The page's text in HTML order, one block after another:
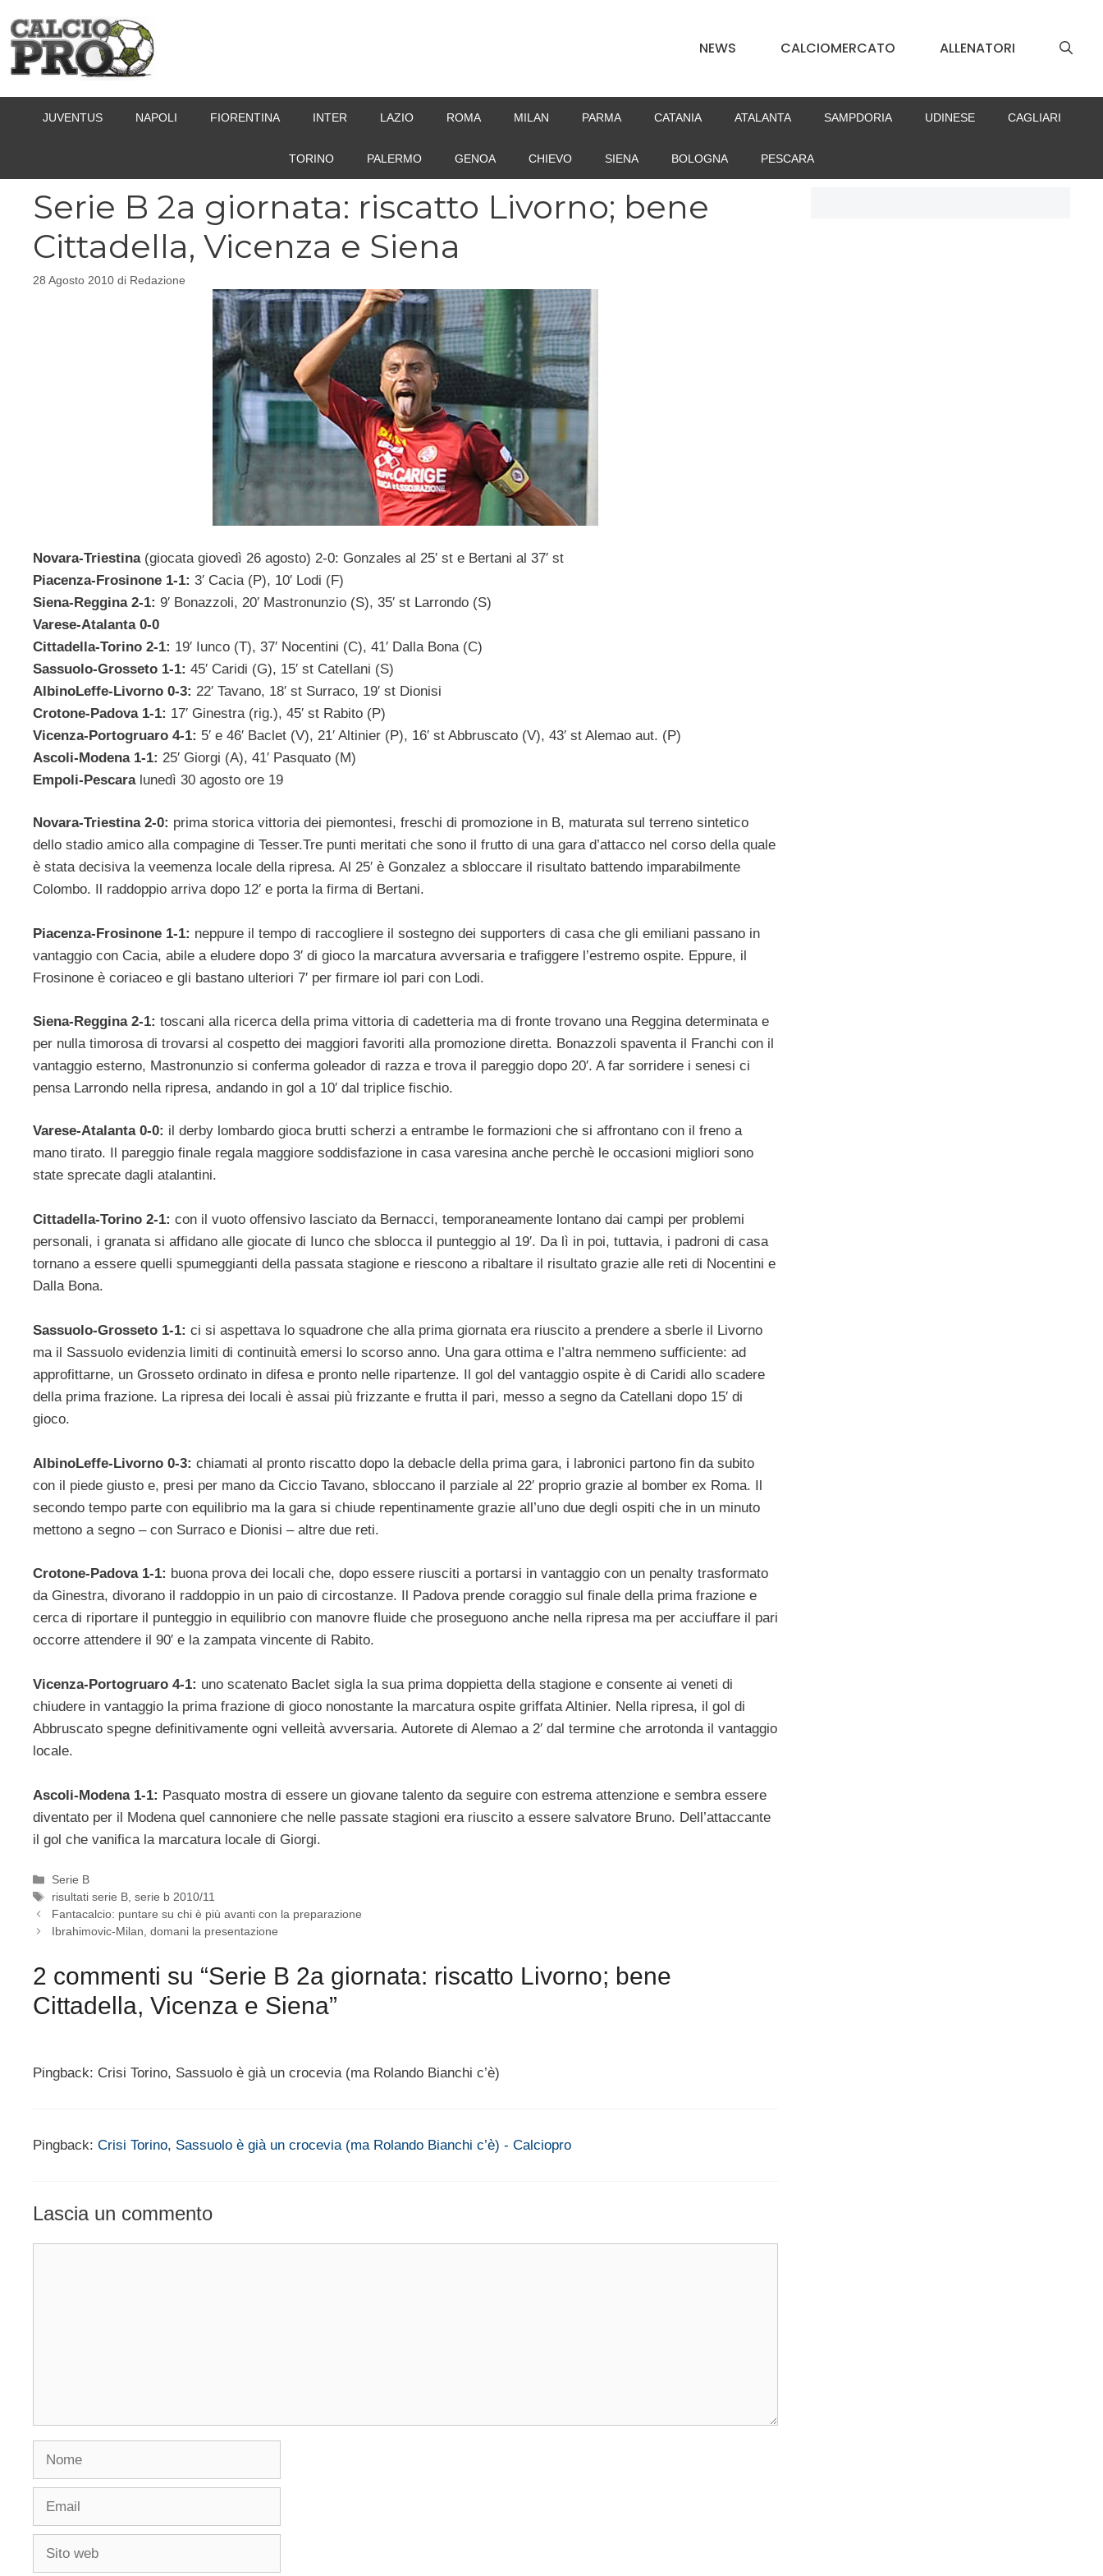
contenuto
NEWS CALCIOMERCATO ALLENATORI
JUVENTUS NAPOLI FIORENTINA INTER LAZIO ROMA MILAN PARMA CATANIA ATALANTA SAMPDORIA UDINESE CAGLIARI
TORINO PALERMO GENOA CHIEVO SIENA BOLOGNA PESCARA
Serie B 2a giornata: riscatto Livorno; bene
Cittadella, Vicenza e Siena
28 Agosto 2010 di Redazione
Novara-Triestina(giocata giovedì 26 agosto) 2-0: Gonzales al 25′ st e Bertani al 37′ st
Piacenza-Frosinone 1-1: 3′ Cacia (P), 10′ Lodi (F)
Siena-Reggina 2-1: 9′ Bonazzoli, 20′ Mastronunzio (S), 35′ st Larrondo (S)
Varese-Atalanta 0-0
Cittadella-Torino 2-1: 19′ Iunco (T), 37′ Nocentini (C), 41′ Dalla Bona (C)
Sassuolo-Grosseto 1-1: 45′ Caridi (G), 15′ st Catellani (S)
AlbinoLeffe-Livorno 0-3: 22′ Tavano, 18′ st Surraco, 19′ st Dionisi
Crotone-Padova 1-1: 17′ Ginestra (rig.), 45′ st Rabito (P)
Vicenza-Portogruaro 4-1: 5′ e 46′ Baclet (V), 21′ Altinier (P), 16′ st Abbruscato (V), 43′ st Alemao aut. (P)
Ascoli-Modena 1-1: 25′ Giorgi (A), 41′ Pasquato (M)
Empoli-Pescaralunedì 30 agosto ore 19
Novara-Triestina 2-0: prima storica vittoria dei piemontesi, freschi di promozione in B, maturata sul terreno sintetico
dello stadio amico alla compagine di Tesser.Tre punti meritati che sono il frutto di una gara d’attacco nel corso della quale
è stata decisiva la veemenza locale della ripresa. Al 25′ è Gonzalez a sbloccare il risultato battendo imparabilmente
Colombo. Il raddoppio arriva dopo 12′ e porta la firma di Bertani.
Piacenza-Frosinone 1-1: neppure il tempo di raccogliere il sostegno dei supporters di casa che gli emiliani passano in
vantaggio con Cacia, abile a eludere dopo 3′ di gioco la marcatura avversaria e trafiggere l’estremo ospite. Eppure, il
Frosinone è coriaceo e gli bastano ulteriori 7′ per firmare iol pari con Lodi.
Siena-Reggina 2-1: toscani alla ricerca della prima vittoria di cadetteria ma di fronte trovano una Reggina determinata e
per nulla timorosa di trovarsi al cospetto dei maggiori favoriti alla promozione diretta. Bonazzoli spaventa il Franchi con il
vantaggio esterno, Mastronunzio si conferma goleador di razza e trova il pareggio dopo 20′. A far sorridere i senesi ci
pensa Larrondo nella ripresa, andando in gol a 10′ dal triplice fischio.
Varese-Atalanta 0-0: il derby lombardo gioca brutti scherzi a entrambe le formazioni che si affrontano con il freno a
mano tirato. Il pareggio finale regala maggiore soddisfazione in casa varesina anche perchè le occasioni migliori sono
state sprecate dagli atalantini.
Cittadella-Torino 2-1: con il vuoto offensivo lasciato da Bernacci, temporaneamente lontano dai campi per problemi
personali, i granata si affidano alle giocate di Iunco che sblocca il punteggio al 19′. Da lì in poi, tuttavia, i padroni di casa
tornano a essere quelli spumeggianti della passata stagione e riescono a ribaltare il risultato grazie alle reti di Nocentini e
Dalla Bona.
Sassuolo-Grosseto 1-1: ci si aspettava lo squadrone che alla prima giornata era riuscito a prendere a sberle il Livorno
ma il Sassuolo evidenzia limiti di continuità emersi lo scorso anno. Una gara ottima e l’altra nemmeno sufficiente: ad
approfittarne, un Grosseto ordinato in difesa e pronto nelle ripartenze. Il gol del vantaggio ospite è di Caridi allo scadere
della prima frazione. La ripresa dei locali è assai più frizzante e frutta il pari, messo a segno da Catellani dopo 15′ di
gioco.
AlbinoLeffe-Livorno 0-3: chiamati al pronto riscatto dopo la debacle della prima gara, i labronici partono fin da subito
con il piede giusto e, presi per mano da Ciccio Tavano, sbloccano il parziale al 22′ proprio grazie al bomber ex Roma. Il
secondo tempo parte con equilibrio ma la gara si chiude repentinamente grazie all’uno due degli ospiti che in un minuto
mettono a segno – con Surraco e Dionisi – altre due reti.
Crotone-Padova 1-1: buona prova dei locali che, dopo essere riusciti a portarsi in vantaggio con un penalty trasformato
da Ginestra, divorano il raddoppio in un paio di circostanze. Il Padova prende coraggio sul finale della prima frazione e
cerca di riportare il punteggio in equilibrio con manovre fluide che proseguono anche nella ripresa ma per acciuffare il pari
occorre attendere il 90′ e la zampata vincente di Rabito.
Vicenza-Portogruaro 4-1: uno scatenato Baclet sigla la sua prima doppietta della stagione e consente ai veneti di
chiudere in vantaggio la prima frazione di gioco nonostante la marcatura ospite griffata Altinier. Nella ripresa, il gol di
Abbruscato spegne definitivamente ogni velleità avversaria. Autorete di Alemao a 2′ dal termine che arrotonda il vantaggio
locale.
Ascoli-Modena 1-1: Pasquato mostra di essere un giovane talento da seguire con estrema attenzione e sembra essere
diventato per il Modena quel cannoniere che nelle passate stagioni era riuscito a essere salvatore Bruno. Dell’attaccante
il gol che vanifica la marcatura locale di Giorgi.
Categorie
Serie B
Tag
risultati serie B,serie b 2010/11
Fantacalcio: puntare su chi è più avanti con la preparazione
Ibrahimovic-Milan, domani la presentazione
2 commenti su “Serie B 2a giornata: riscatto Livorno; bene
Cittadella, Vicenza e Siena”
Pingback: Crisi Torino, Sassuolo è già un crocevia (ma Rolando Bianchi c’è)
Pingback: Crisi Torino, Sassuolo è già un crocevia (ma Rolando Bianchi c’è) - Calciopro
Lascia un commento
Nome
Email
Sito